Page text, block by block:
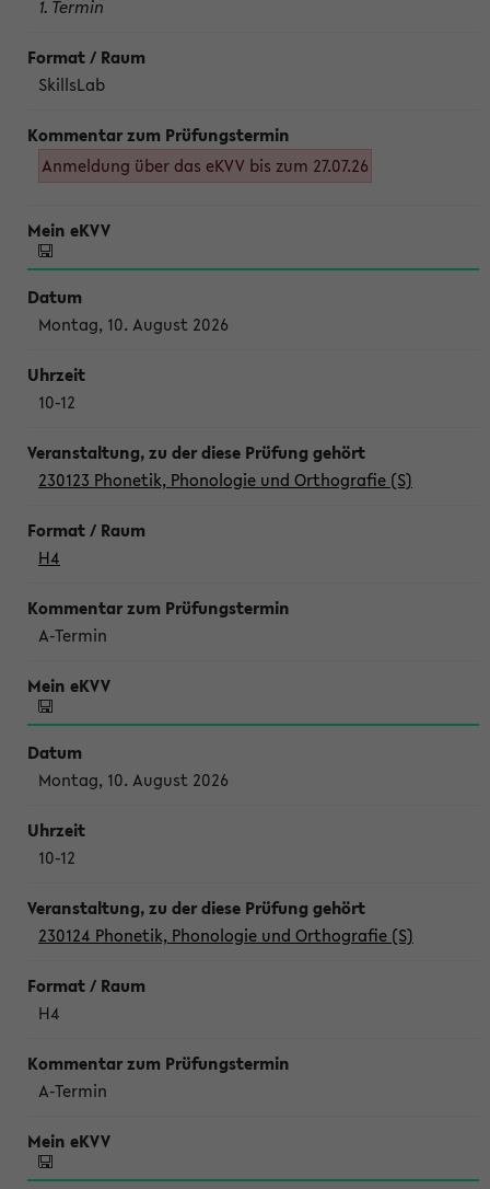
1. Termin
SkillsLab
Anmeldung über das eKVV bis zum 27.07.26
Montag, 10. August 2026
10-12
230123 Phonetik, Phonologie und Orthografie (S)
H4
A-Termin
Montag, 10. August 2026
10-12
230124 Phonetik, Phonologie und Orthografie (S)
H4
A-Termin